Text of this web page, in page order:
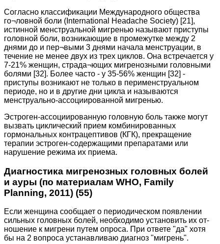
Согласно классификации Международного общества
го¬ловной боли (International Headache Society) [21],
истинной менструальной мигренью называют приступы
головной боли, возникающие в промежутке между 2
днями до и пер¬выми 3 днями начала менструации, в
течение не менее двух из трех циклов. Она встречается у
7-21% женщин, страда¬ющих мигренозными головными
болями [32]. Более часто - у 35-56% женщин [32] -
приступы возникают не только в перименструальном
периоде, но и в другие дни цикла и называются
менструально-ассоциированной мигренью.
Эстроген-ассоциированную головную боль также могут
вызвать циклический прием комбинированных
гормональных контрацептивов (КГК), прекращение
терапии эстроген-содержащими препаратами или
нарушение режима их приема.
Диагностика мигренозных головных болей
и ауры (по материалам WHO, Family
Planning, 2011) (55)
Если женщина сообщает о периодическом появлении
сильных головных болей, необходимо установить их от-
ношение к мигрени путем опроса. При ответе "да" хотя
бы на 2 вопроса устанавливаю диагноз "мигрень".